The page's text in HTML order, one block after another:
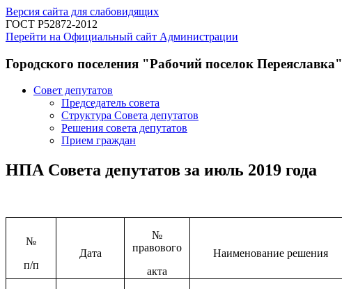
Версия сайта для слабовидящих
ГОСТ Р52872-2012
Перейти на Официальный сайт Администрации
Городского поселения "Рабочий поселок Переяславка"
Совет депутатов
Председатель совета
Структура Совета депутатов
Решения совета депутатов
Прием граждан
НПА Совета депутатов за июль 2019 года
№
п/п
Дата
№
правового
акта
Наименование решения